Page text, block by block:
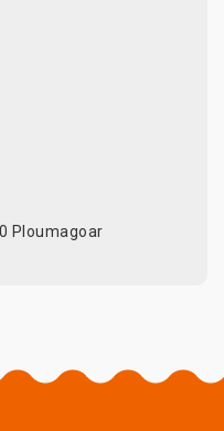
Ploumagoar